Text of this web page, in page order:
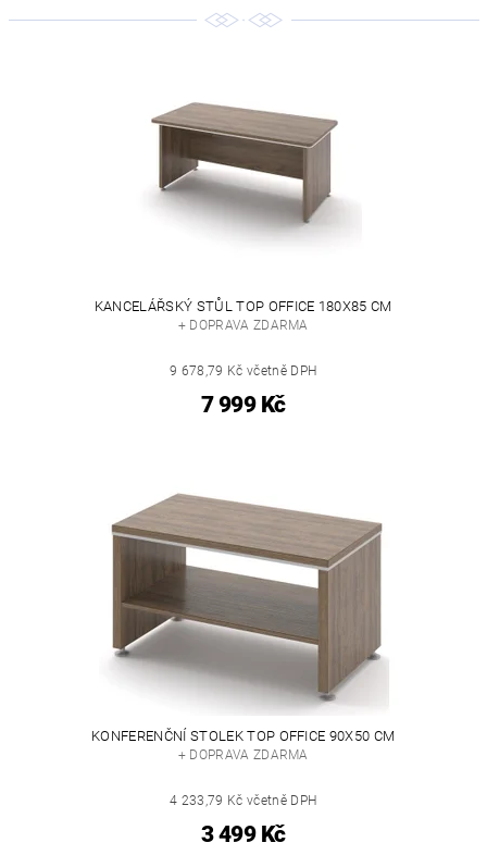
KANCELÁŘSKÝ STŮL TOP OFFICE 180X85 CM
+ DOPRAVA ZDARMA
9 678,79 Kč včetně DPH
7 999 Kč
KONFERENČNÍ STOLEK TOP OFFICE 90X50 CM
+ DOPRAVA ZDARMA
4 233,79 Kč včetně DPH
3 499 Kč